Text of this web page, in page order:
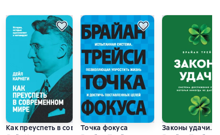
Как преуспеть в современном мире
Точка фокуса
Законы удачи.